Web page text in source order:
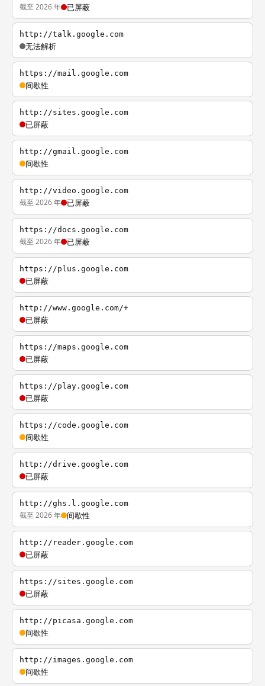
截至 2026 年 已屏蔽
http://talk.google.com
无法解析
https://mail.google.com
间歇性
http://sites.google.com
已屏蔽
http://gmail.google.com
间歇性
http://video.google.com
截至 2026 年 已屏蔽
https://docs.google.com
截至 2026 年 已屏蔽
https://plus.google.com
已屏蔽
http://www.google.com/+
已屏蔽
https://maps.google.com
已屏蔽
https://play.google.com
已屏蔽
https://code.google.com
间歇性
http://drive.google.com
已屏蔽
http://ghs.l.google.com
截至 2026 年 间歇性
http://reader.google.com
已屏蔽
https://sites.google.com
已屏蔽
http://picasa.google.com
间歇性
http://images.google.com
间歇性